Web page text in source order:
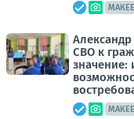
СВО к
значение: